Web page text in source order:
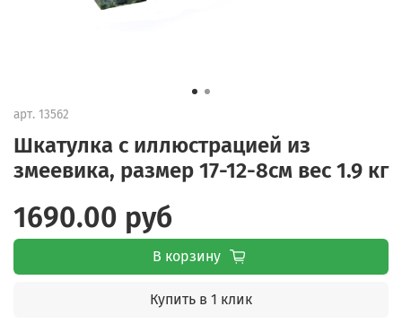
арт. 13562
Шкатулка с иллюстрацией из
змеевика, размер 17-12-8см вес 1.9 кг
1690.00 руб
В корзину
Купить в 1 клик